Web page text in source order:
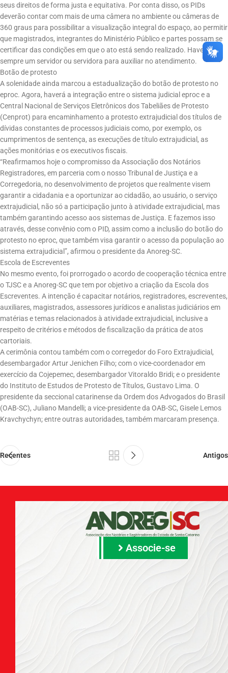
seus direitos de forma justa e equitativa. Por conta disso, os PIDs
deverão contar com mais de uma câmera no ambiente ou câmeras de
360 graus para possibilitar a visualização integral do espaço, ao permitir
que magistrados, integrantes do Ministério Público e partes possam se
certificar das condições em que o ato está sendo realizado. Haverá
sempre um servidor ou servidora para auxiliar no atendimento.
Botão de protesto
A solenidade ainda marcou a estadualização do botão de protesto no
eproc. Agora, haverá a integração entre o sistema judicial eproc e a
Central Nacional de Serviços Eletrônicos dos Tabeliães de Protesto
(Cenprot) para encaminhamento a protesto extrajudicial dos títulos de
dívidas constantes de processos judiciais como, por exemplo, os
cumprimentos de sentença, as execuções de título extrajudicial, as
ações monitórias e os executivos fiscais.
“Reafirmamos hoje o compromisso da Associação dos Notários
Registradores, em parceria com o nosso Tribunal de Justiça e a
Corregedoria, no desenvolvimento de projetos que realmente visem
garantir a cidadania e a oportunizar ao cidadão, ao usuário, o serviço
extrajudicial, não só a participação junto à atividade extrajudicial, mas
também garantindo acesso aos sistemas de Justiça. E fazemos isso
através, desse convênio com o PID, assim como a inclusão do botão do
protesto no eproc, que também visa garantir o acesso da população ao
sistema extrajudicial”, afirmou o presidente da Anoreg-SC.
Escola de Escreventes
No mesmo evento, foi prorrogado o acordo de cooperação técnica entre
o TJSC e a Anoreg-SC que tem por objetivo a criação da Escola dos
Escreventes. A intenção é capacitar notários, registradores, escreventes,
auxiliares, magistrados, assessores jurídicos e analistas judiciários em
matérias e temas relacionados à atividade extrajudicial, inclusive a
respeito de critérios e métodos de fiscalização da prática de atos
cartoriais.
A cerimônia contou também com o corregedor do Foro Extrajudicial,
desembargador Artur Jenichen Filho; com o vice-coordenador em
exercício da Cojepemec, desembargador Vitoraldo Bridi; e o presidente
do Instituto de Estudos de Protesto de Títulos, Gustavo Lima. O
presidente da seccional catarinense da Ordem dos Advogados do Brasil
(OAB-SC), Juliano Mandelli; a vice-presidente da OAB-SC, Gisele Lemos
Kravchychyn; entre outras autoridades, também marcaram presença.
Recentes Antigos
Associe-se